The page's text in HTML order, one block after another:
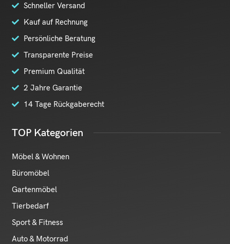
Schneller Versand
Kauf auf Rechnung
Persönliche Beratung
Transparente Preise
Premium Qualität
2 Jahre Garantie
14 Tage Rückgaberecht
TOP Kategorien
Möbel & Wohnen
Büromöbel
Gartenmöbel
Tierbedarf
Sport & Fitness
Auto & Motorrad